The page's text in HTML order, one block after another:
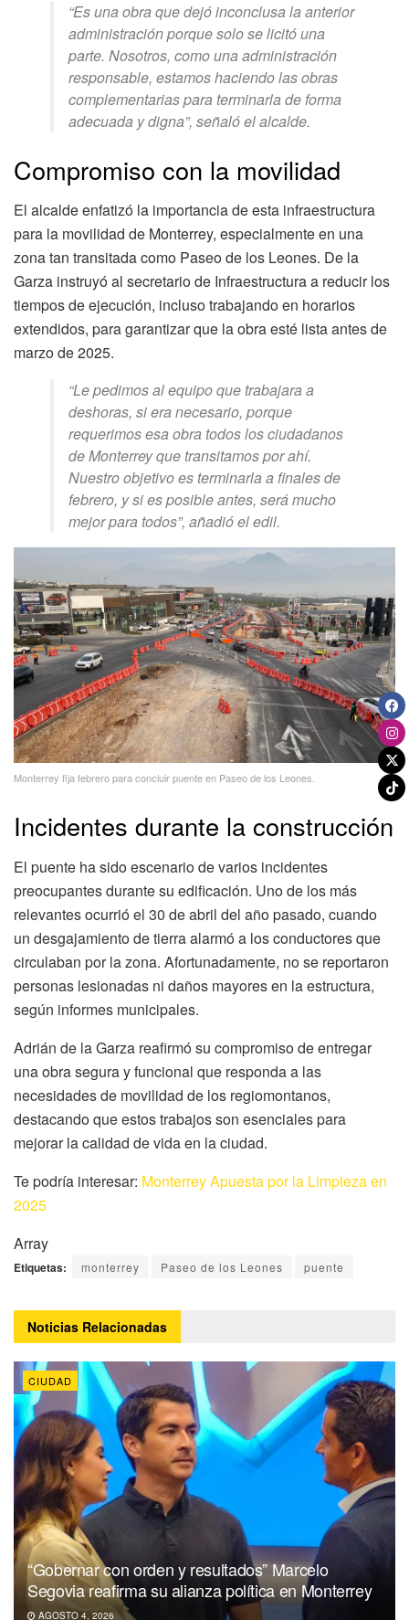
“Es una obra que dejó inconclusa la anterior
administración porque solo se licitó una
parte. Nosotros, como una administración
responsable, estamos haciendo las obras
complementarias para terminarla de forma
adecuada y digna”, señaló el alcalde.
Compromiso con la movilidad
El alcalde enfatizó la importancia de esta infraestructura
para la movilidad de Monterrey, especialmente en una
zona tan transitada como Paseo de los Leones. De la
Garza instruyó al secretario de Infraestructura a reducir los
tiempos de ejecución, incluso trabajando en horarios
extendidos, para garantizar que la obra esté lista antes de
marzo de 2025.
“Le pedimos al equipo que trabajara a
deshoras, si era necesario, porque
requerimos esa obra todos los ciudadanos
de Monterrey que transitamos por ahí.
Nuestro objetivo es terminarla a finales de
febrero, y si es posible antes, será mucho
mejor para todos”, añadió el edil.
Monterrey fija febrero para concluir puente en Paseo de los Leones.
Incidentes durante la construcción
El puente ha sido escenario de varios incidentes
preocupantes durante su edificación. Uno de los más
relevantes ocurrió el 30 de abril del año pasado, cuando
un desgajamiento de tierra alarmó a los conductores que
circulaban por la zona. Afortunadamente, no se reportaron
personas lesionadas ni daños mayores en la estructura,
según informes municipales.
Adrián de la Garza reafirmó su compromiso de entregar
una obra segura y funcional que responda a las
necesidades de movilidad de los regiomontanos,
destacando que estos trabajos son esenciales para
mejorar la calidad de vida en la ciudad.
Te podría interesar: Monterrey Apuesta por la Limpieza en
2025
Array
Etiquetas: monterrey Paseo de los Leones puente
Noticias Relacionadas
CIUDAD
“Gobernar con orden y resultados” Marcelo
Segovia reafirma su alianza política en Monterrey
AGOSTO 4, 2026